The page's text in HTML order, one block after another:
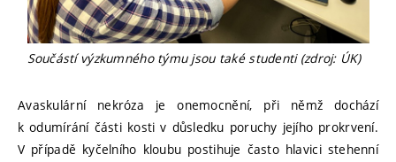
Součástí výzkumného týmu jsou také studenti (zdroj: ÚK)
Avaskulární nekróza je onemocnění, při němž dochází
k odumírání části kosti v důsledku poruchy jejího prokrvení.
V případě kyčelního kloubu postihuje často hlavici stehenní